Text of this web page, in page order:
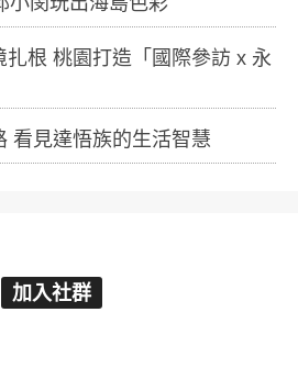
扎根 桃園打造「國際參訪 x 永
看見達悟族的生活智慧
加入社群